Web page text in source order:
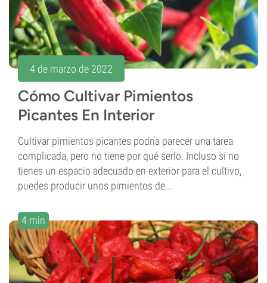
4 de marzo de 2022
Cómo Cultivar Pimientos
Picantes En Interior
Cultivar pimientos picantes podría parecer una tarea
complicada, pero no tiene por qué serlo. Incluso si no
tienes un espacio adecuado en exterior para el cultivo,
puedes producir unos pimientos de...
4 min